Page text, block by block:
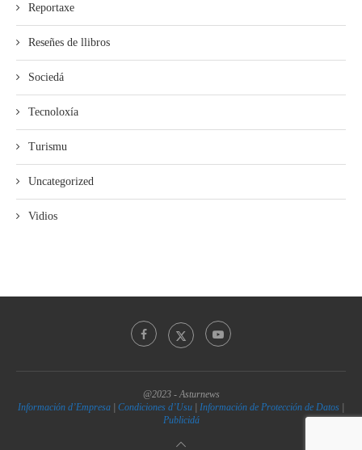
Reportaxe
Reseñes de llibros
Sociedá
Tecnoloxía
Turismu
Uncategorized
Vidios
@2023 - Asturnews
Información d’Empresa | Condiciones d’Usu | Información de Protección de Datos |
Publicidá